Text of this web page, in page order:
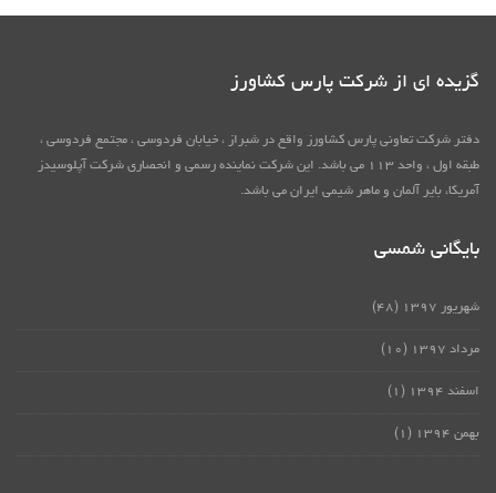
گزیده ای از شرکت پارس کشاورز
دفتر شرکت تعاونی پارس کشاورز واقع در شبراز ، خیابان فردوسی ، مجتمع فردوسی ،
طبقه اول ، واحد ۱۱۳ می باشد. این شرکت نماینده رسمی و انحصاری شرکت آپلوسیدز
آمریکا، بایر آلمان و ماهر شیمی ایران می باشد.
بایگانی شمسی
شهریور ۱۳۹۷ (۴۸)
مرداد ۱۳۹۷ (۱۰)
اسفند ۱۳۹۴ (۱)
بهمن ۱۳۹۴ (۱)